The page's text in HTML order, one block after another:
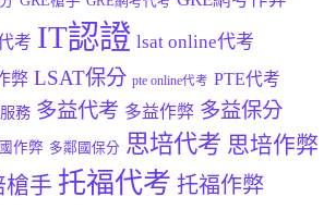
考 IT認證 lsat online代考
弊 LSAT保分 pte online代考 PTE代考
務 多益代考 多益作弊 多益保分
作弊 多鄰國保分 思培代考 思培作弊
槍手 托福代考 托福作弊